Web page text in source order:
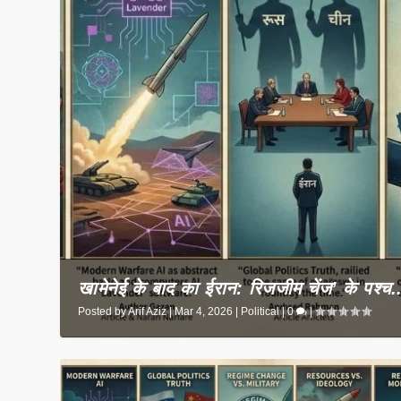
खामेनेई के बाद का ईरान: रिजजीम चेंज’ के
Posted byArif Aziz|Mar 4, 2026 Political|0 |